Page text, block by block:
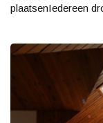
plaatsenIedereen